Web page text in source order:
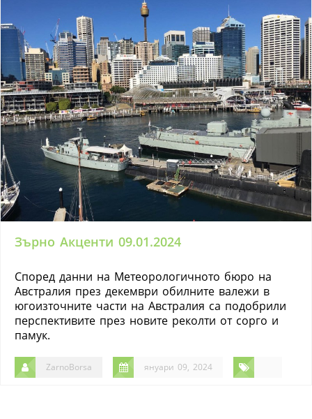
Зърно Акценти 09.01.2024
Според данни на Метеорологичното бюро на
Австралия през декември обилните валежи в
югоизточните части на Австралия са подобрили
перспективите през новите реколти от сорго и
памук.
ZarnoBorsa януари 09, 2024